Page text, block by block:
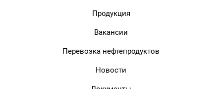
Продукция
Вакансии
Перевозка нефтепродуктов
Новости